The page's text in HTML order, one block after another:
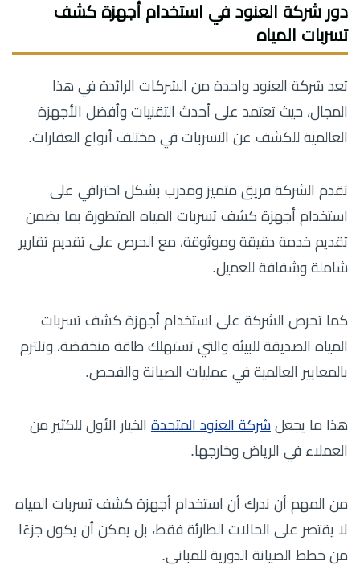
دور شركة العنود في استخدام أجهزة كشف
تسربات المياه
تعد شركة العنود واحدة من الشركات الرائدة في هذا
المجال، حيث تعتمد على أحدث التقنيات وأفضل الأجهزة
العالمية للكشف عن التسربات في مختلف أنواع العقارات.
تقدم الشركة فريق متميز ومدرب بشكل احترافي على
استخدام أجهزة كشف تسربات المياه المتطورة بما يضمن
تقديم خدمة دقيقة وموثوقة، مع الحرص على تقديم تقارير
شاملة وشفافة للعميل.
كما تحرص الشركة على استخدام أجهزة كشف تسربات
المياه الصديقة للبيئة والتي تستهلك طاقة منخفضة، وتلتزم
بالمعايير العالمية في عمليات الصيانة والفحص.
هذا ما يجعل شركة العنود المتحدة الخيار الأول للكثير من
العملاء في الرياض وخارجها.
من المهم أن ندرك أن استخدام أجهزة كشف تسربات المياه
لا يقتصر على الحالات الطارئة فقط، بل يمكن أن يكون جزءًا
من خطط الصيانة الدورية للمباني.